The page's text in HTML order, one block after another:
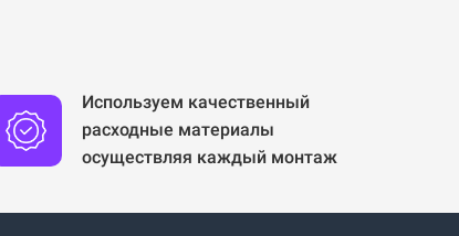
Используем качественный
расходные материалы
осуществляя каждый монтаж